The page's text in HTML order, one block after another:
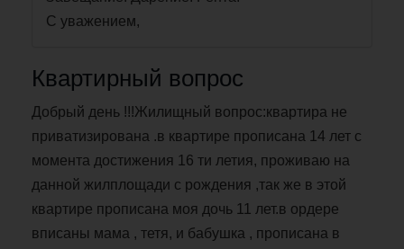
С уважением,
Квартирный вопрос
Добрый день !!!Жилищный вопрос:квартира не
приватизирована .в квартире прописана 14 лет с
момента достижения 16 ти летия, проживаю на
данной жилплощади с рождения ,так же в этой
квартире прописана моя дочь 11 лет.в ордере
вписаны мама , тетя, и бабушка , прописана в